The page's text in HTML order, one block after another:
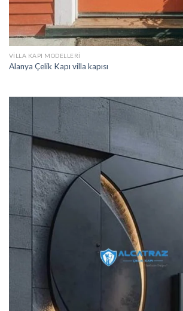
VILLA KAPI MODELLERI
Alanya Çelik Kapı villa kapısı